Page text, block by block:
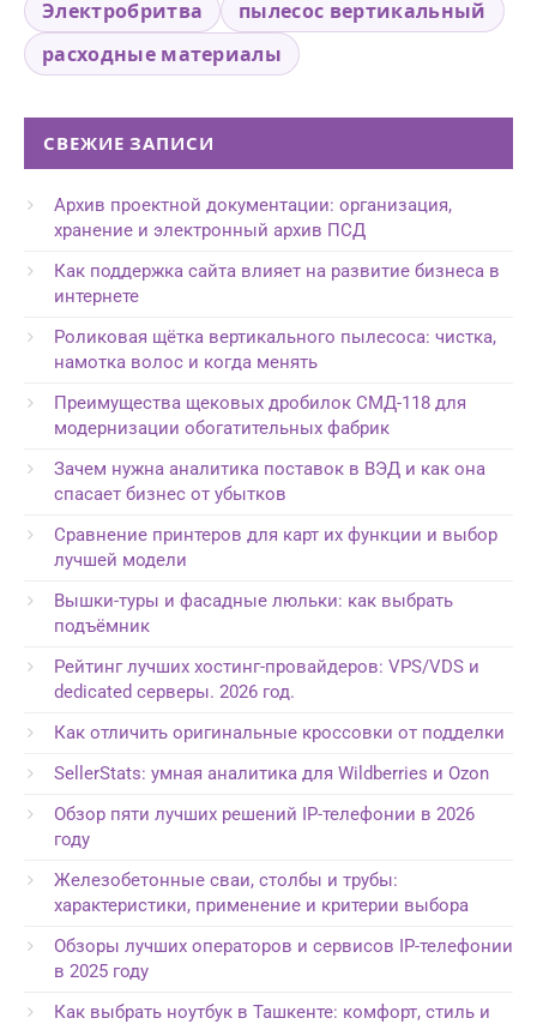
Электробритва
пылесос вертикальный
расходные материалы
СВЕЖИЕ ЗАПИСИ
Архив проектной документации: организация,
хранение и электронный архив ПСД
Как поддержка сайта влияет на развитие бизнеса в
интернете
Роликовая щётка вертикального пылесоса: чистка,
намотка волос и когда менять
Преимущества щековых дробилок СМД-118 для
модернизации обогатительных фабрик
Зачем нужна аналитика поставок в ВЭД и как она
спасает бизнес от убытков
Сравнение принтеров для карт их функции и выбор
лучшей модели
Вышки-туры и фасадные люльки: как выбрать
подъёмник
Рейтинг лучших хостинг-провайдеров: VPS/VDS и
dedicated серверы. 2026 год.
Как отличить оригинальные кроссовки от подделки
SellerStats: умная аналитика для Wildberries и Ozon
Обзор пяти лучших решений IP-телефонии в 2026
году
Железобетонные сваи, столбы и трубы:
характеристики, применение и критерии выбора
Обзоры лучших операторов и сервисов IP-телефонии
в 2025 году
Как выбрать ноутбук в Ташкенте: комфорт, стиль и